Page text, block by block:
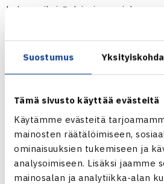
Suostumus
Tämä sivusto käyttää evästeitä
Käytämme evästeitä
mainosten räätälöimiseen,
ominaisuuksien tukemiseen ja
analysoimiseen. Lisäksi jaamme
mainosalan ja analytiikka-alan
kolmansiksi. Polvivaivasta johtuen
voiko Kontinen pelata torstaiksi
Miesten 15.000$ ITF Futures -
11.-1.7.6.2012 Zuidwolde,
Kontinen 76(4) luov.
Zuidwolden ITF Futures
Henri Kontisen verkkosivut